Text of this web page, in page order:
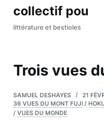
P
a
e
u
c
collectif pou
littérature et bestioles
Trois vues
SAMUEL DESHAYES
21
36 VUES DU MONT FUJI/
/ VUES DU MONDE